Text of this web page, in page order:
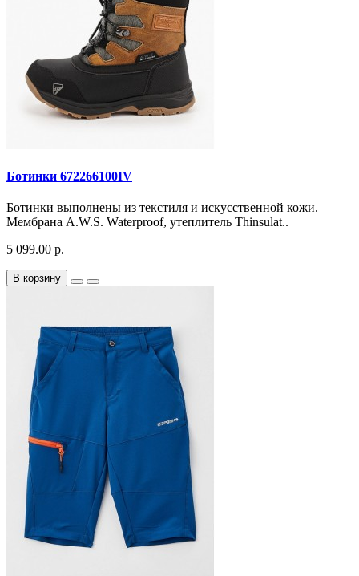
Ботинки 672266100IV
Ботинки выполнены из текстиля и искусственной кожи.
Мембрана A.W.S. Waterproof, утеплитель Thinsulat..
5 099.00 р.
В корзину